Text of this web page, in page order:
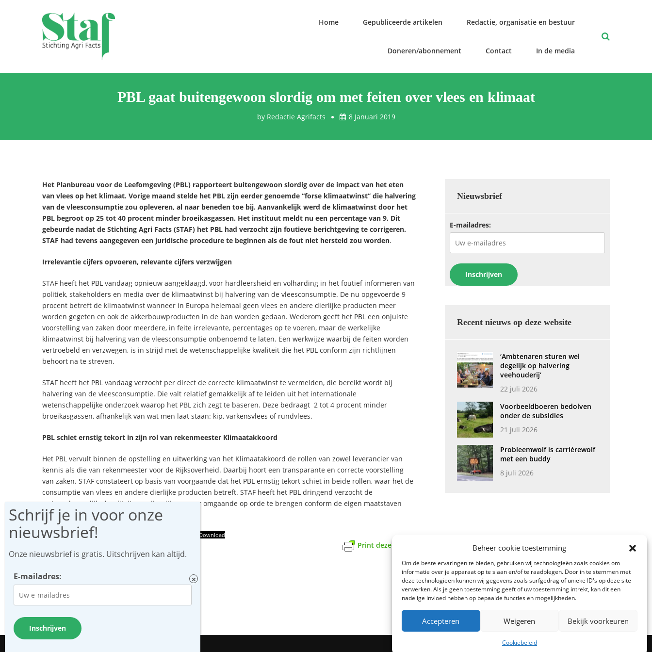
Beheer cookie toestemming
Om de beste ervaringen te bieden, gebruiken wij technologieën zoals cookies om
informatie over je apparaat op te slaan en/of te raadplegen. Door in te stemmen met
deze technologieën kunnen wij gegevens zoals surfgedrag of unieke ID's op deze site
verwerken. Als je geen toestemming geeft of uw toestemming intrekt, kan dit een
nadelige invloed hebben op bepaalde functies en mogelijkheden.
Accepteren Weigeren Bekijk voorkeuren
Cookiebeleid
Home Gepubliceerde artikelen Redactie, organisatie en bestuur
Doneren/abonnement Contact In de media
PBL gaat buitengewoon slordig om met feiten over vlees en klimaat
by Redactie Agrifacts 8 Januari 2019
Het Planbureau voor de Leefomgeving (PBL) rapporteert buitengewoon slordig over de impact van het eten
van vlees op het klimaat. Vorige maand stelde het PBL zijn eerder genoemde “forse klimaatwinst” die halvering
van de vleesconsumptie zou opleveren, al naar beneden toe bij. Aanvankelijk werd de klimaatwinst door het
PBL begroot op 25 tot 40 procent minder broeikasgassen. Het instituut meldt nu een percentage van 9. Dit
gebeurde nadat de Stichting Agri Facts (STAF) het PBL had verzocht zijn foutieve berichtgeving te corrigeren.
STAF had tevens aangegeven een juridische procedure te beginnen als de fout niet hersteld zou worden.
Irrelevantie cijfers opvoeren, relevante cijfers verzwijgen
STAF heeft het PBL vandaag opnieuw aangeklaagd, voor hardleersheid en volharding in het foutief informeren van
politiek, stakeholders en media over de klimaatwinst bij halvering van de vleesconsumptie. De nu opgevoerde 9
procent betreft de klimaatwinst wanneer in Europa helemaal geen vlees en andere dierlijke producten meer
worden gegeten en ook de akkerbouwproducten in de ban worden gedaan. Wederom geeft het PBL een onjuiste
voorstelling van zaken door meerdere, in feite irrelevante, percentages op te voeren, maar de werkelijke
klimaatwinst bij halvering van de vleesconsumptie onbenoemd te laten. Een werkwijze waarbij de feiten worden
vertroebeld en verzwegen, is in strijd met de wetenschappelijke kwaliteit die het PBL conform zijn richtlijnen
behoort na te streven.
STAF heeft het PBL vandaag verzocht per direct de correcte klimaatwinst te vermelden, die bereikt wordt bij
halvering van de vleesconsumptie. Die valt relatief gemakkelijk af te leiden uit het internationale
wetenschappelijke onderzoek waarop het PBL zich zegt te baseren. Deze bedraagt 2 tot 4 procent minder
broeikasgassen, afhankelijk van wat men laat staan: kip, varkensvlees of rundvlees.
PBL schiet ernstig tekort in zijn rol van rekenmeester Klimaatakkoord
Het PBL vervult binnen de opstelling en uitwerking van het Klimaatakkoord de rollen van zowel leverancier van
kennis als die van rekenmeester voor de Rijksoverheid. Daarbij hoort een transparante en correcte voorstelling
van zaken. STAF constateert op basis van voorgaande dat het PBL ernstig tekort schiet in beide rollen, waar het de
consumptie van vlees en andere dierlijke producten betreft. STAF heeft het PBL dringend verzocht de
wetenschappelijke kwaliteit van zijn uitingen per omgaande op orde te brengen conform de eigen maatstaven
voor kwaliteitsborging.
De brief die STAF naar PBL stuurde kunt u hier downloaden: Download
Print deze pagina
Deel via:
F
a
c
e
b
itt
er
ai at k
Nieuwsbrief
E-mailadres:
Recent nieuws op deze website
‘Ambtenaren sturen wel
degelijk op halvering
veehouderij’
22 juli 2026
Voorbeeldboeren bedolven
onder de subsidies
21 juli 2026
Probleemwolf is carrièrewolf
met een buddy
8 juli 2026
Onze nieuwsbrief is gratis. Uitschrijven kan altijd.
E-mailadres: